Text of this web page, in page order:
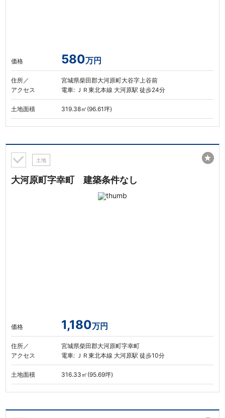
価格 580万円
住所／
アクセス
宮城県柴田郡大河原町大谷字上谷前
電車: ＪＲ東北本線 大河原駅 徒歩24分
土地面積 319.38㎡(96.61坪)
土地
大河原町字幸町 建築条件なし
価格 1,180万円
住所／
アクセス
宮城県柴田郡大河原町字幸町
電車: ＪＲ東北本線 大河原駅 徒歩10分
土地面積 316.33㎡(95.69坪)
★